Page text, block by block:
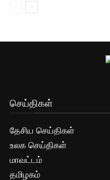
செய்திகள்
தேசிய செய்திகள்
உலக செய்திகள்
மாவட்டம்
தமிழகம்